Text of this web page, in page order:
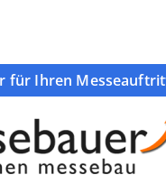
für Ihren